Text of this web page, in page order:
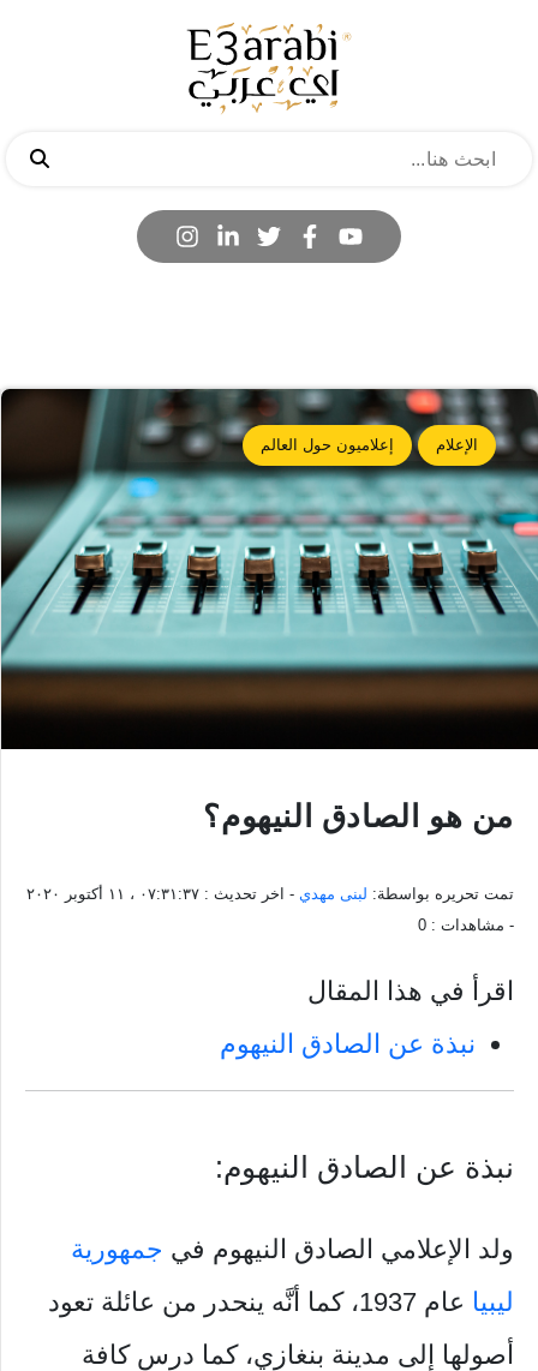
الإعلام إعلاميون حول العالم
من هو الصادق النيهوم؟
تمت تحريره بواسطة: لبنى مهدي - اخر تحديث : ٠٧:٣١:٣٧ ، ١١ أكتوبر ٢٠٢٠
- مشاهدات : 0
اقرأ في هذا المقال
نبذة عن الصادق النيهوم
نبذة عن الصادق النيهوم:
ولد الإعلامي الصادق النيهوم في جمهورية
ليبيا
عام 1937، كما أنَّه ينحدر من عائلة تعود
أصولها إلى مدينة بنغازي، كما درس كافة